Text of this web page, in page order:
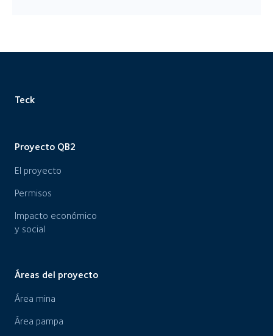
Teck
Proyecto QB2
El proyecto
Permisos
Impacto económico
y social
Áreas del proyecto
Área mina
Área pampa